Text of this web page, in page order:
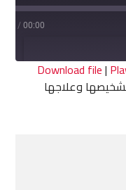
00:00
/
Download file|
وعلاجها